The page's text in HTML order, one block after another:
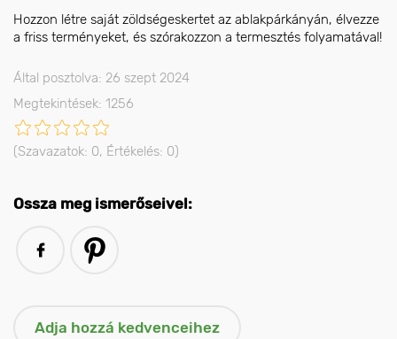
Hozzon létre saját zöldségeskertet az ablakpárkányán, élvezze
a friss terményeket, és szórakozzon a termesztés folyamatával!
Által posztolva: 26 szept 2024
Megtekintések: 1256
(Szavazatok: 0, Értékelés: 0)
Ossza meg ismerőseivel: